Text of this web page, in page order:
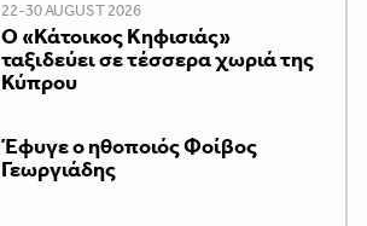
22-30 AUGUST 2026
Ο «Κάτοικος Κηφισιάς»
ταξιδεύει σε τέσσερα χωριά της
Κύπρου
Έφυγε ο ηθοποιός Φοίβος
Γεωργιάδης